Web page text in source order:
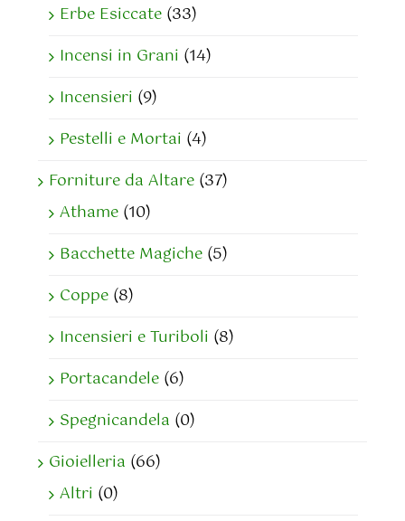
Erbe Esiccate (33)
Incensi in Grani (14)
Incensieri (9)
Pestelli e Mortai (4)
Forniture da Altare (37)
Athame (10)
Bacchette Magiche (5)
Coppe (8)
Incensieri e Turiboli (8)
Portacandele (6)
Spegnicandela (0)
Gioielleria (66)
Altri (0)